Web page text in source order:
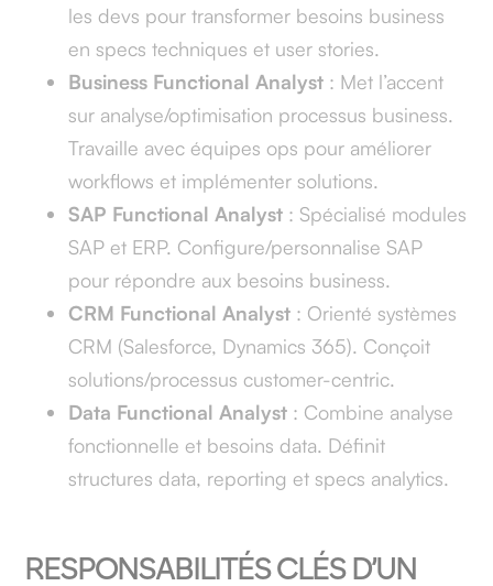
les devs pour transformer besoins business
en specs techniques et user stories.
Business Functional Analyst : Met l’accent
sur analyse/optimisation processus business.
Travaille avec équipes ops pour améliorer
workflows et implémenter solutions.
SAP Functional Analyst : Spécialisé modules
SAP et ERP. Configure/personnalise SAP
pour répondre aux besoins business.
CRM Functional Analyst : Orienté systèmes
CRM (Salesforce, Dynamics 365). Conçoit
solutions/processus customer-centric.
Data Functional Analyst : Combine analyse
fonctionnelle et besoins data. Définit
structures data, reporting et specs analytics.
RESPONSABILITÉS CLÉS D’UN